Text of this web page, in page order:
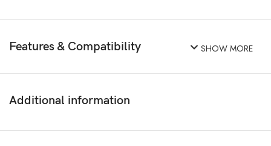
Features & Compatibility SHOW MORE
Additional information